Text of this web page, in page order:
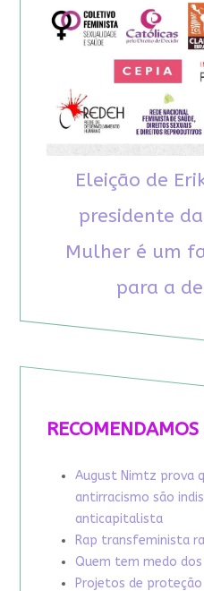
Eleição de
presidente
Mulher é um
para a
August Nimtz prova
antirracismo são
anticapitalista
Rap transfeminista
Quem tem medo
Projetos de